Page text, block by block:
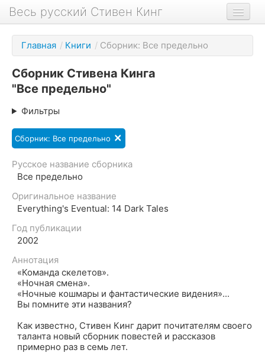
Весь русский Стивен Кинг
Книги
Фильмы
Аудиокниги
Биография
О проекте
Главная / Книги / Сборник: Все предельно
Сборник Стивена Кинга
"Все предельно"
Фильтры
Сборник: Все предельно ×
Русское название сборника
Все предельно
Оригинальное название
Everything's Eventual: 14 Dark Tales
Год публикации
2002
Аннотация
«Команда скелетов».
«Ночная смена».
«Ночные кошмары и фантастические видения»...
Вы помните эти названия?
Как известно, Стивен Кинг дарит почитателям своего
таланта новый сборник повестей и рассказов
примерно раз в семь лет.